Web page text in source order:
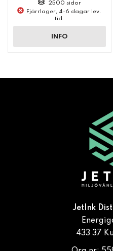
2500 sidor
Fjärrlager, 4-6 dagar lev.
tid.
INFO
JetInk
433 37